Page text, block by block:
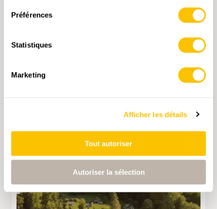
Préférences
Statistiques
Marketing
Afficher les détails
Tout autoriser
Autoriser la sélection